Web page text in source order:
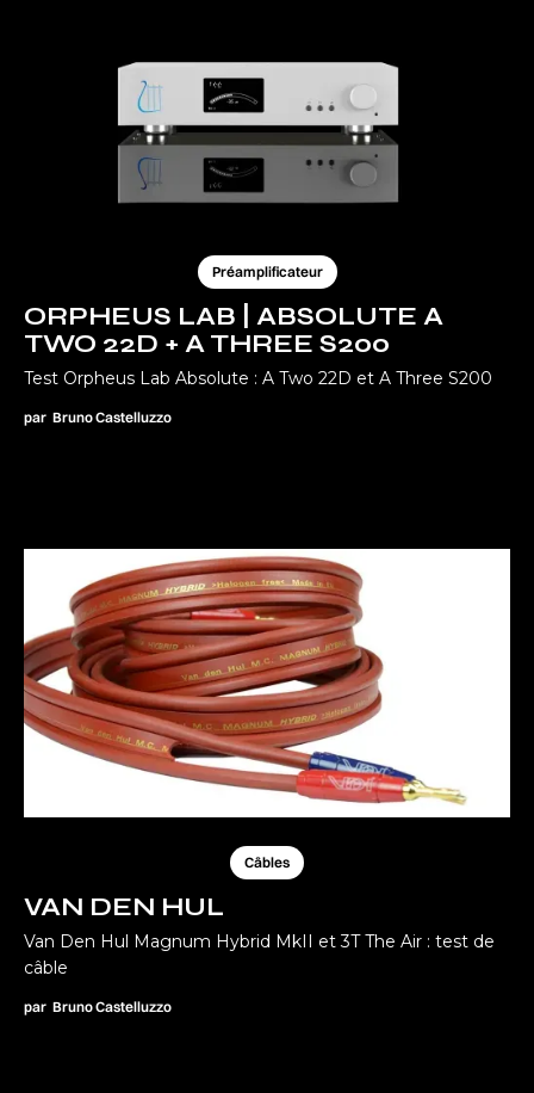
Préamplificateur
ORPHEUS LAB | ABSOLUTE A
TWO 22D + A THREE S200
Test Orpheus Lab Absolute : A Two 22D et A Three S200
par Bruno Castelluzzo
Câbles
VAN DEN HUL
Van Den Hul Magnum Hybrid MkII et 3T The Air : test de
câble
par Bruno Castelluzzo